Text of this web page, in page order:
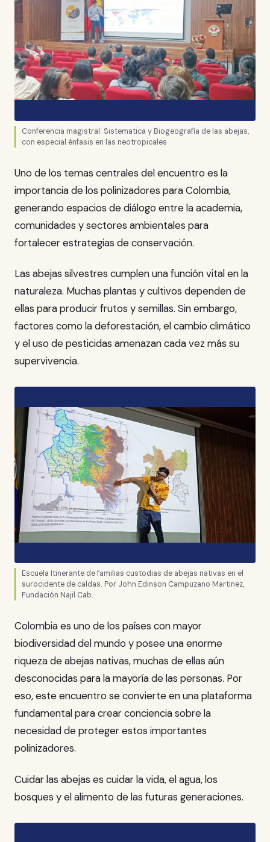
Conferencia magistral: Sistematica y Biogeografía de las abejas,
con especial énfasis en las neotropicales
Uno de los temas centrales del encuentro es la
importancia de los polinizadores para Colombia,
generando espacios de diálogo entre la academia,
comunidades y sectores ambientales para
fortalecer estrategias de conservación.
Las abejas silvestres cumplen una función vital en la
naturaleza. Muchas plantas y cultivos dependen de
ellas para producir frutos y semillas. Sin embargo,
factores como la deforestación, el cambio climático
y el uso de pesticidas amenazan cada vez más su
supervivencia.
Escuela Itinerante de familias custodias de abejas nativas en el
surocidente de caldas. Por John Edinson Campuzano Martinez,
Fundación Najil Cab.
Colombia es uno de los países con mayor
biodiversidad del mundo y posee una enorme
riqueza de abejas nativas, muchas de ellas aún
desconocidas para la mayoría de las personas. Por
eso, este encuentro se convierte en una plataforma
fundamental para crear conciencia sobre la
necesidad de proteger estos importantes
polinizadores.
Cuidar las abejas es cuidar la vida, el agua, los
bosques y el alimento de las futuras generaciones.